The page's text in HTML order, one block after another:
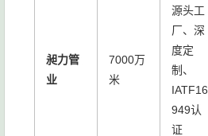
昶力管
业
7000万
米
源头工
厂、深
度定
制、
IATF16
949认
证